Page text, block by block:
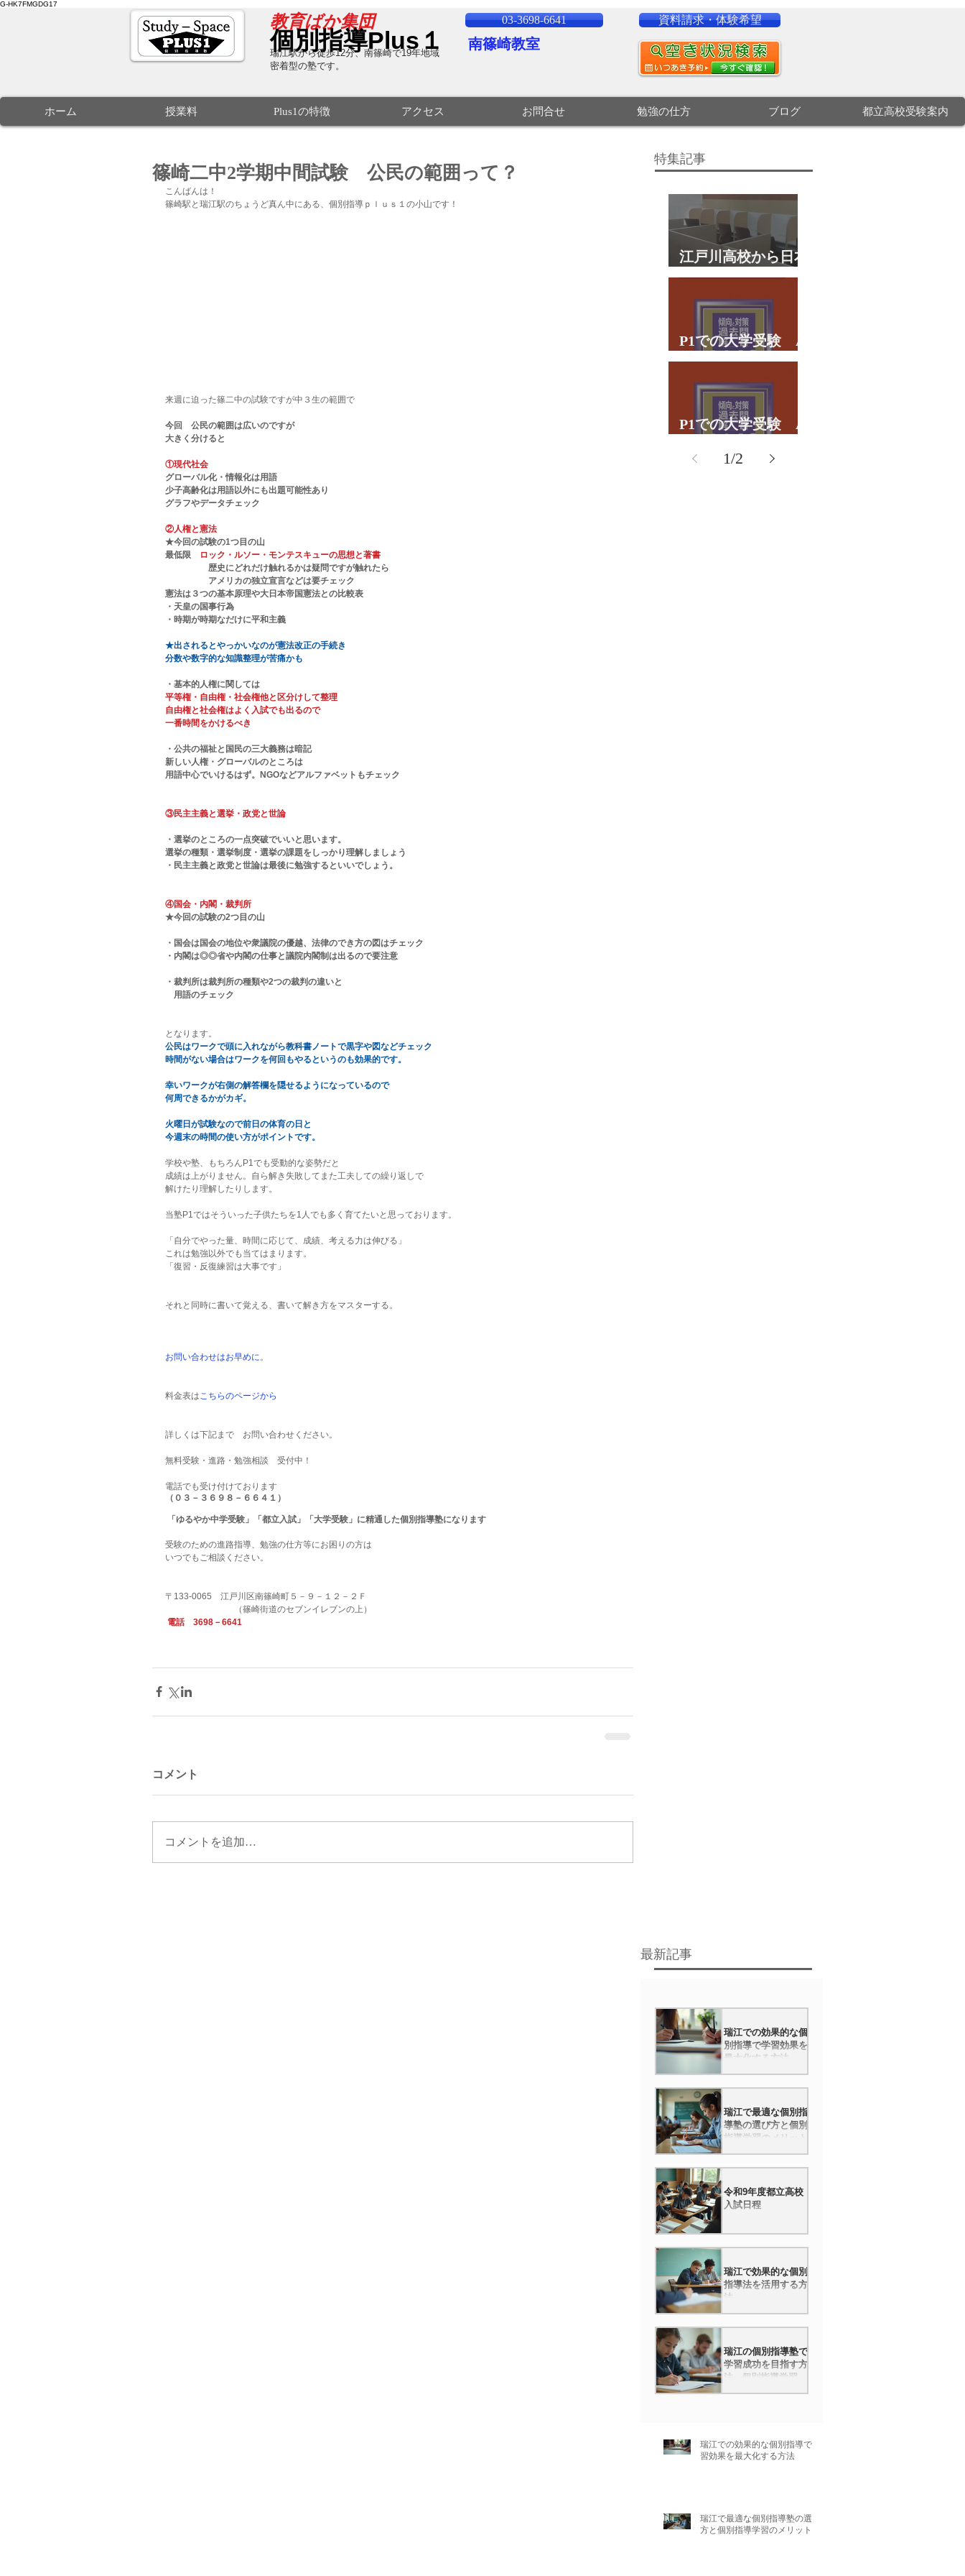
G-HK7FMGDG17
​教育ばか集団
個別指導Plus１ 南篠崎教室
03-3698-6641
瑞江駅から徒歩12分、南篠崎で19年地域
密着型の塾です。
資料請求・体験希望
ホーム 授業料 Plus1の特徴 アクセス お問合せ 勉強の仕方 ブログ 都立高校受験案内
篠崎二中2学期中間試験 公民の範囲って？
こんばんは！
篠崎駅と瑞江駅のちょうど真ん中にある、個別指導ｐｌｕｓ１の小山です！
来週に迫った篠二中の試験ですが中３生の範囲で
今回　公民の範囲は広いのですが
大きく分けると
①現代社会
グローバル化・情報化は用語
少子高齢化は用語以外にも出題可能性あり
グラフやデータチェック
②人権と憲法
★今回の試験の1つ目の山
最低限
ロック・ルソー・モンテスキューの思想と著書
歴史にどれだけ触れるかは疑問ですが触れたら
アメリカの独立宣言などは要チェック
憲法は３つの基本原理や大日本帝国憲法との比較表
・天皇の国事行為
・時期が時期なだけに平和主義
★出されるとやっかいなのが憲法改正の手続き
分数や数字的な知識整理が苦痛かも
・基本的人権に関しては
平等権・自由権・社会権他と区分けして整理
自由権と社会権はよく入試でも出るので
一番時間をかけるべき
・公共の福祉と国民の三大義務は暗記
新しい人権・グローバルのところは
用語中心でいけるはず。NGOなどアルファベットもチェック
③民主主義と選挙・政党と世論
・選挙のところの一点突破でいいと思います。
選挙の種類・選挙制度・選挙の課題をしっかり理解しましょう
・民主主義と政党と世論は最後に勉強するといいでしょう。
④国会・内閣・裁判所
★今回の試験の2つ目の山
・国会は国会の地位や衆議院の優越、法律のでき方の図はチェック
・内閣は◎◎省や内閣の仕事と議院内閣制は出るので要注意
・裁判所は裁判所の種類や2つの裁判の違いと
用語のチェック
となります。
公民はワークで頭に入れながら教科書ノートで黒字や図などチェック
時間がない場合はワークを何回もやるというのも効果的です。
幸いワークが右側の解答欄を隠せるようになっているので
何周できるかがカギ。
火曜日が試験なので前日の体育の日と
今週末の時間の使い方がポイントです。
学校や塾、もちろんP1でも受動的な姿勢だと
成績は上がりません。自ら解き失敗してまた工夫しての繰り返しで
解けたり理解したりします。
当塾P1ではそういった子供たちを1人でも多く育てたいと思っております。
「自分でやった量、時間に応じて、成績、考える力は伸びる」
これは勉強以外でも当てはまります。
「復習・反復練習は大事です」
それと同時に書いて覚える、書いて解き方をマスターする。
お問い合わせはお早めに。
料金表はこちらのページから
詳しくは下記まで　お問い合わせください。
無料受験・進路・勉強相談　受付中！
電話でも受け付けております
（０３－３６９８－６６４１）
「ゆるやか中学受験」「都立入試」「大学受験」に精通した個別指導塾になります
受験のための進路指導、勉強の仕方等にお困りの方は
いつでもご相談ください。
〒133-0065　江戸川区南篠崎町５－９－１２－２Ｆ
（篠崎街道のセブンイレブンの上）
電話　3698－6641
コメント
コメントを追加…
特集記事
江戸川高校から日本
大学文理学部に合
格 合格体験談
P1での大学受験 A
君の体験談パート２
P1での大学受験 A
1/2
最新記事
瑞江での効果的な個
別指導で学習効果を
最大化する方法
瑞江で最適な個別指
導塾の選び方と個別
指導学習のメリット
令和9年度都立高校
入試日程
瑞江で効果的な個別
指導法を活用する方
法
瑞江の個別指導塾で
学習成功を目指す方
法 - 個別指導学習の
瑞江での効果的な個別指導で学
習効果を最大化する方法
瑞江で最適な個別指導塾の選び
方と個別指導学習のメリット